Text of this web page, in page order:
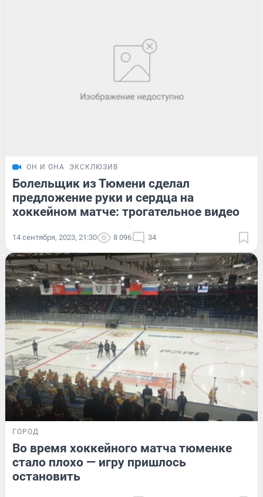
ОН И ОНА ЭКСКЛЮЗИВ
Болельщик из Тюмени сделал
предложение руки и сердца на
хоккейном матче: трогательное видео
14 сентября, 2023, 21:30 8 096 34
ГОРОД
Во время хоккейного матча тюменке
стало плохо — игру пришлось
остановить